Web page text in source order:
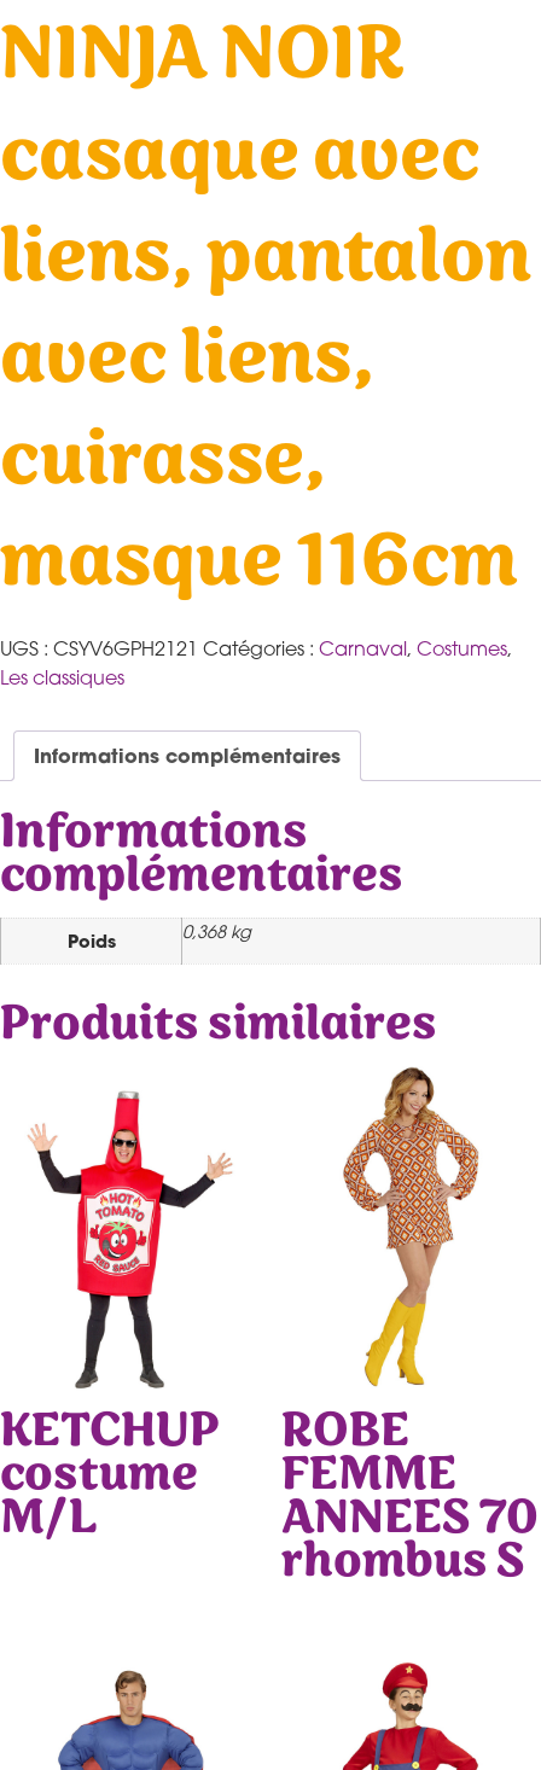
NINJA NOIR
casaque avec
liens, pantalon
avec liens,
cuirasse,
masque 116cm
UGS : CSYV6GPH2121 Catégories : Carnaval, Costumes,
Les classiques
Informations complémentaires
Informations
complémentaires
Poids 0,368 kg
Produits similaires
KETCHUP
costume
M/L
ROBE
FEMME
ANNEES 70
rhombus S